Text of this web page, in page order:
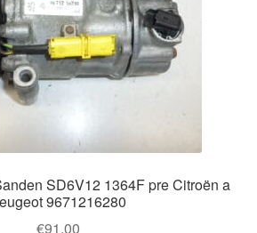
SD6V12 1364F pre Citroën a
9671216280
€91,00